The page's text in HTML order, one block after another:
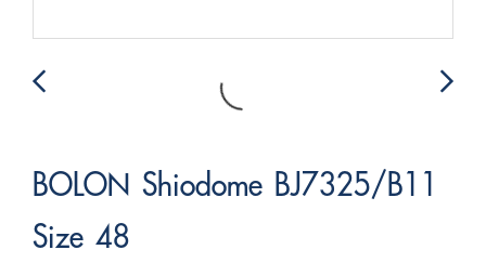
BOLON Shiodome BJ7325/B11
Size 48